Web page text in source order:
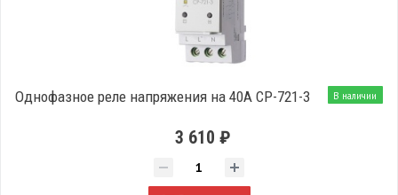
В наличии
Однофазное реле напряжения на 40А CP-721-3
3 610 ₽